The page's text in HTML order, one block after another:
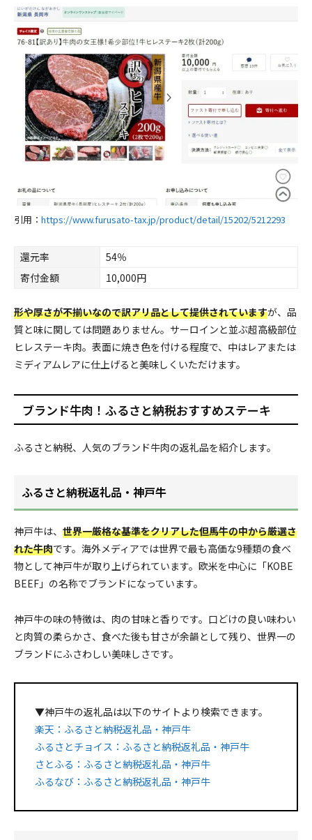
引用： https://www.furusato-tax.jp/product/detail/15202/5212293
還元率
54％
寄付金額
10,000円
形や厚さが不揃いなので訳アリ品として提供されていますが、品
質と味に関しては問題ありません。サーロインと並ぶ超高級部位
ヒレステーキ肉。表面に焼き色を付ける程度で、中はレアまたは
ミディアムレアに仕上げると美味しくいただけます。
ブランド牛肉！ふるさと納税おすすめステーキ
ふるさと納税、人気のブランド牛肉の返礼品を紹介します。
ふるさと納税返礼品・神戸牛
神戸牛は、 世界一厳格な基準をクリアした但馬牛の中から厳選さ
れた牛肉です。海外メディアでは世界で最も高価な9種類の食べ
物として神戸牛が取り上げられています。欧米を中心に「KOBE
BEEF」の名称でブランドになっています。
神戸牛の味の特徴は、肉の甘味と香りです。口どけの良い味わい
と肉質の柔らかさ、食べた後も甘さが余韻として残り、世界一の
ブランドにふさわしい美味しさです。
▼神戸牛の返礼品は以下のサイトより検索できます。
楽天：ふるさと納税返礼品・神戸牛
ふるさとチョイス：ふるさと納税返礼品・神戸牛
さとふる：ふるさと納税返礼品・神戸牛
ふるなび：ふるさと納税返礼品・神戸牛